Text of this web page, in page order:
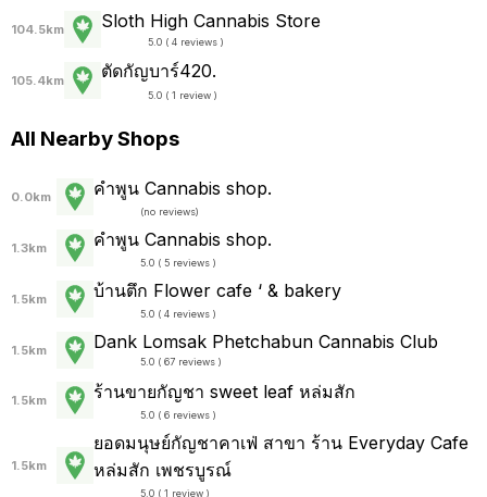
104.5km Sloth High Cannabis Store
5.0 ( 4 reviews )
105.4km ตัดกัญบาร์420.
5.0 ( 1 review )
All Nearby Shops
0.0km คำพูน Cannabis shop.
(no reviews)
1.3km คำพูน Cannabis shop.
5.0 ( 5 reviews )
1.5km บ้านตึก Flower cafe ‘ & bakery
5.0 ( 4 reviews )
1.5km Dank Lomsak Phetchabun Cannabis Club
5.0 ( 67 reviews )
1.5km ร้านขายกัญชา sweet leaf หล่มสัก
5.0 ( 6 reviews )
1.5km
ยอดมนุษย์กัญชาคาเฟ่ สาขา ร้าน Everyday Cafe
หล่มสัก เพชรบูรณ์
5.0 ( 1 review )